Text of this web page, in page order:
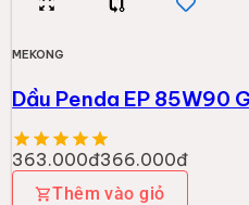
MEKONG
Dầu Penda EP 85W90
363.000đ366.000đ
Thêm vào giỏ